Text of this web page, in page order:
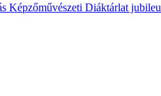
Képzőművészeti Diáktárlat